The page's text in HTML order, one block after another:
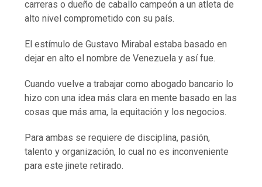
carreras o dueño de caballo campeón a un atleta de
alto nivel comprometido con su país.
El estímulo de Gustavo Mirabal estaba basado en
dejar en alto el nombre de Venezuela y así fue.
Cuando vuelve a trabajar como abogado bancario lo
hizo con una idea más clara en mente basado en las
cosas que más ama, la equitación y los negocios.
Para ambas se requiere de disciplina, pasión,
talento y organización, lo cual no es inconveniente
para este jinete retirado.